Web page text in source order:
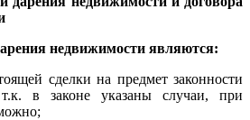
недвижимости являются:
сделки на предмет законности
в законе указаны случаи, при